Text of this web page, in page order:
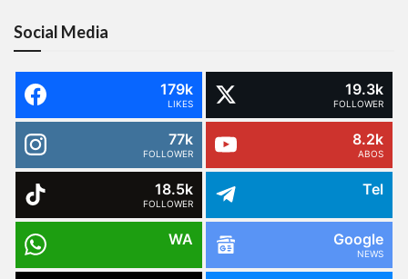
Social Media
179k
LIKES
19.3k
FOLLOWER
77k
FOLLOWER
8.2k
ABOS
18.5k
FOLLOWER
Tel
WA Google
NEWS